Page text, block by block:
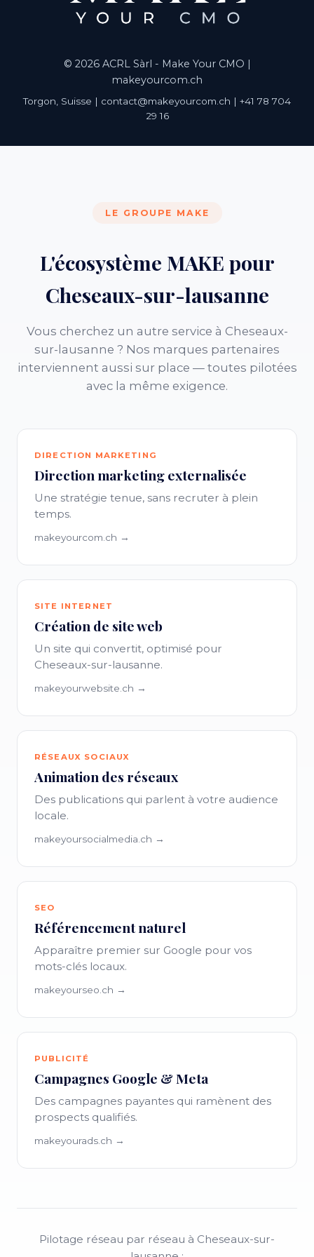
© 2026 ACRL Sàrl - Make Your CMO |
makeyourcom.ch
Torgon, Suisse | contact@makeyourcom.ch | +41 78 704
29 16
LE GROUPE MAKE
L'écosystème MAKE pour
Cheseaux-sur-lausanne
Vous cherchez un autre service à Cheseaux-
sur-lausanne ? Nos marques partenaires
interviennent aussi sur place — toutes pilotées
avec la même exigence.
DIRECTION MARKETING
Direction marketing externalisée
Une stratégie tenue, sans recruter à plein
temps.
makeyourcom.ch →
SITE INTERNET
Création de site web
Un site qui convertit, optimisé pour
Cheseaux-sur-lausanne.
makeyourwebsite.ch →
RÉSEAUX SOCIAUX
Animation des réseaux
Des publications qui parlent à votre audience
locale.
makeyoursocialmedia.ch →
SEO
Référencement naturel
Apparaître premier sur Google pour vos
mots-clés locaux.
makeyourseo.ch →
PUBLICITÉ
Campagnes Google & Meta
Des campagnes payantes qui ramènent des
prospects qualifiés.
makeyourads.ch →
Pilotage réseau par réseau à Cheseaux-sur-